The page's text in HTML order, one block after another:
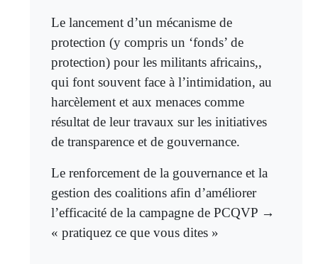
Le lancement d’un mécanisme de
protection (y compris un ‘fonds’ de
protection) pour les militants africains,,
qui font souvent face à l’intimidation, au
harcèlement et aux menaces comme
résultat de leur travaux sur les initiatives
de transparence et de gouvernance.
Le renforcement de la gouvernance et la
gestion des coalitions afin d’améliorer
l’efficacité de la campagne de PCQVP →
« pratiquez ce que vous dites »